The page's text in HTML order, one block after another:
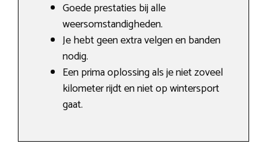
Goede prestaties bij alle
weersomstandigheden.
Je hebt geen extra velgen en banden
nodig.
Een prima oplossing als je niet zoveel
kilometer rijdt en niet op wintersport
gaat.